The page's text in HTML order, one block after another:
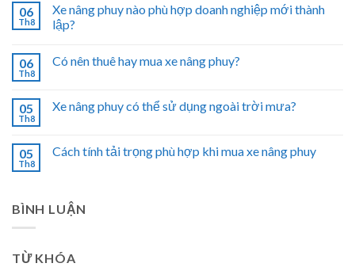
06
Th8
Xe nâng phuy nào phù hợp doanh nghiệp mới thành
lập?
06
Th8
Có nên thuê hay mua xe nâng phuy?
05
Th8
Xe nâng phuy có thể sử dụng ngoài trời mưa?
05
Th8
Cách tính tải trọng phù hợp khi mua xe nâng phuy
BÌNH LUẬN
TỪ KHÓA